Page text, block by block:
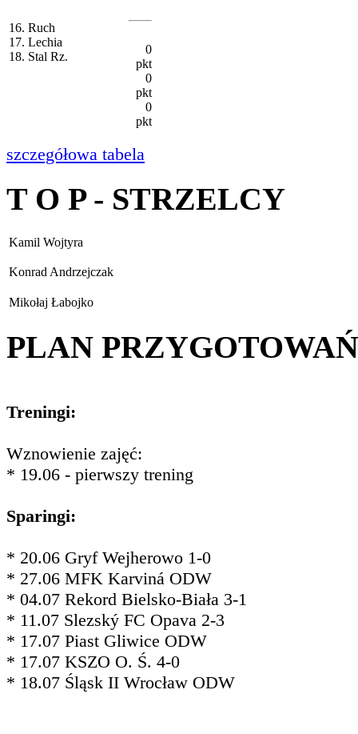
16. Ruch
17. Lechia
18. Stal Rz.
0
pkt
0
pkt
0
pkt
szczegółowa tabela
T O P - STRZELCY
Kamil Wojtyra
Konrad Andrzejczak
Mikołaj Łabojko
PLAN PRZYGOTOWAŃ
Treningi:
Wznowienie zajęć:
* 19.06 - pierwszy trening
Sparingi:
* 20.06 Gryf Wejherowo 1-0
* 27.06 MFK Karviná ODW
* 04.07 Rekord Bielsko-Biała 3-1
* 11.07 Slezský FC Opava 2-3
* 17.07 Piast Gliwice ODW
* 17.07 KSZO O. Ś. 4-0
* 18.07 Śląsk II Wrocław ODW